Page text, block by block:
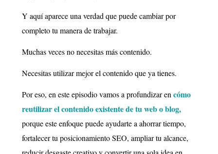
Y aquí aparece una verdad que puede cambiar por
completo tu manera de trabajar.
Muchas veces no necesitas más contenido.
Necesitas utilizar mejor el contenido que ya tienes.
Por eso, en este episodio vamos a profundizar en cómo
reutilizar el contenido existente de tu web o blog,
porque este enfoque puede ayudarte a ahorrar tiempo,
fortalecer tu posicionamiento SEO, ampliar tu alcance,